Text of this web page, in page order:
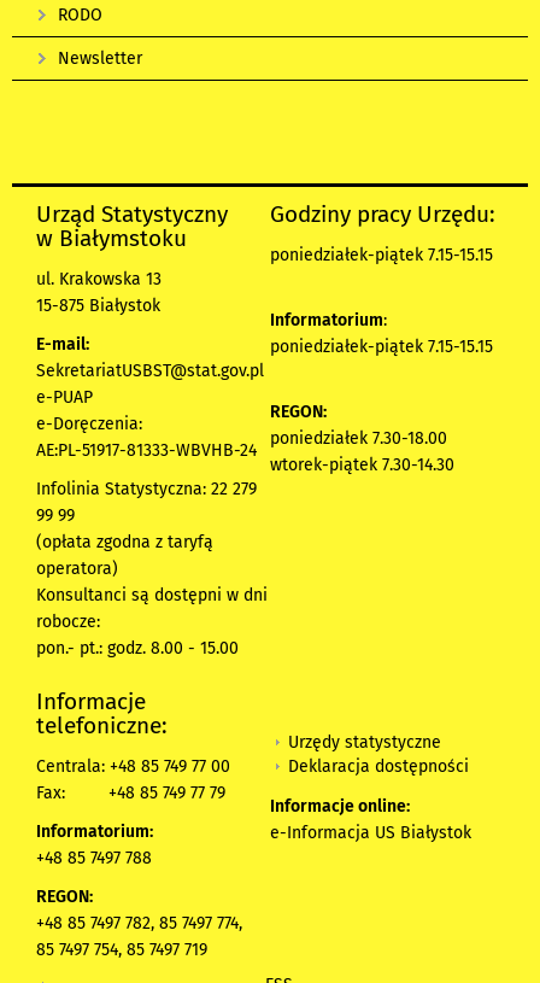
RODO
Newsletter
Urząd Statystyczny
w Białymstoku
ul. Krakowska 13
15-875 Białystok
E-mail:
SekretariatUSBST@stat.gov.pl
e-PUAP
e-Doręczenia:
AE:PL-51917-81333-WBVHB-24
Infolinia Statystyczna: 22 279
99 99
(opłata zgodna z taryfą
operatora)
Konsultanci są dostępni w dni
robocze:
pon.- pt.: godz. 8.00 - 15.00
Godziny pracy Urzędu:
poniedziałek-piątek 7.15-15.15
Informatorium:
poniedziałek-piątek 7.15-15.15
REGON:
poniedziałek 7.30-18.00
wtorek-piątek 7.30-14.30
Informacje
telefoniczne:
Centrala: +48 85 749 77 00
Fax:
+48 85 749 77 79
Informatorium:
+48 85 7497 788
REGON:
+48 85 7497 782, 85 7497 774,
85 7497 754, 85 7497 719
Urzędy statystyczne
Deklaracja dostępności
Informacje online:
e-Informacja US Białystok